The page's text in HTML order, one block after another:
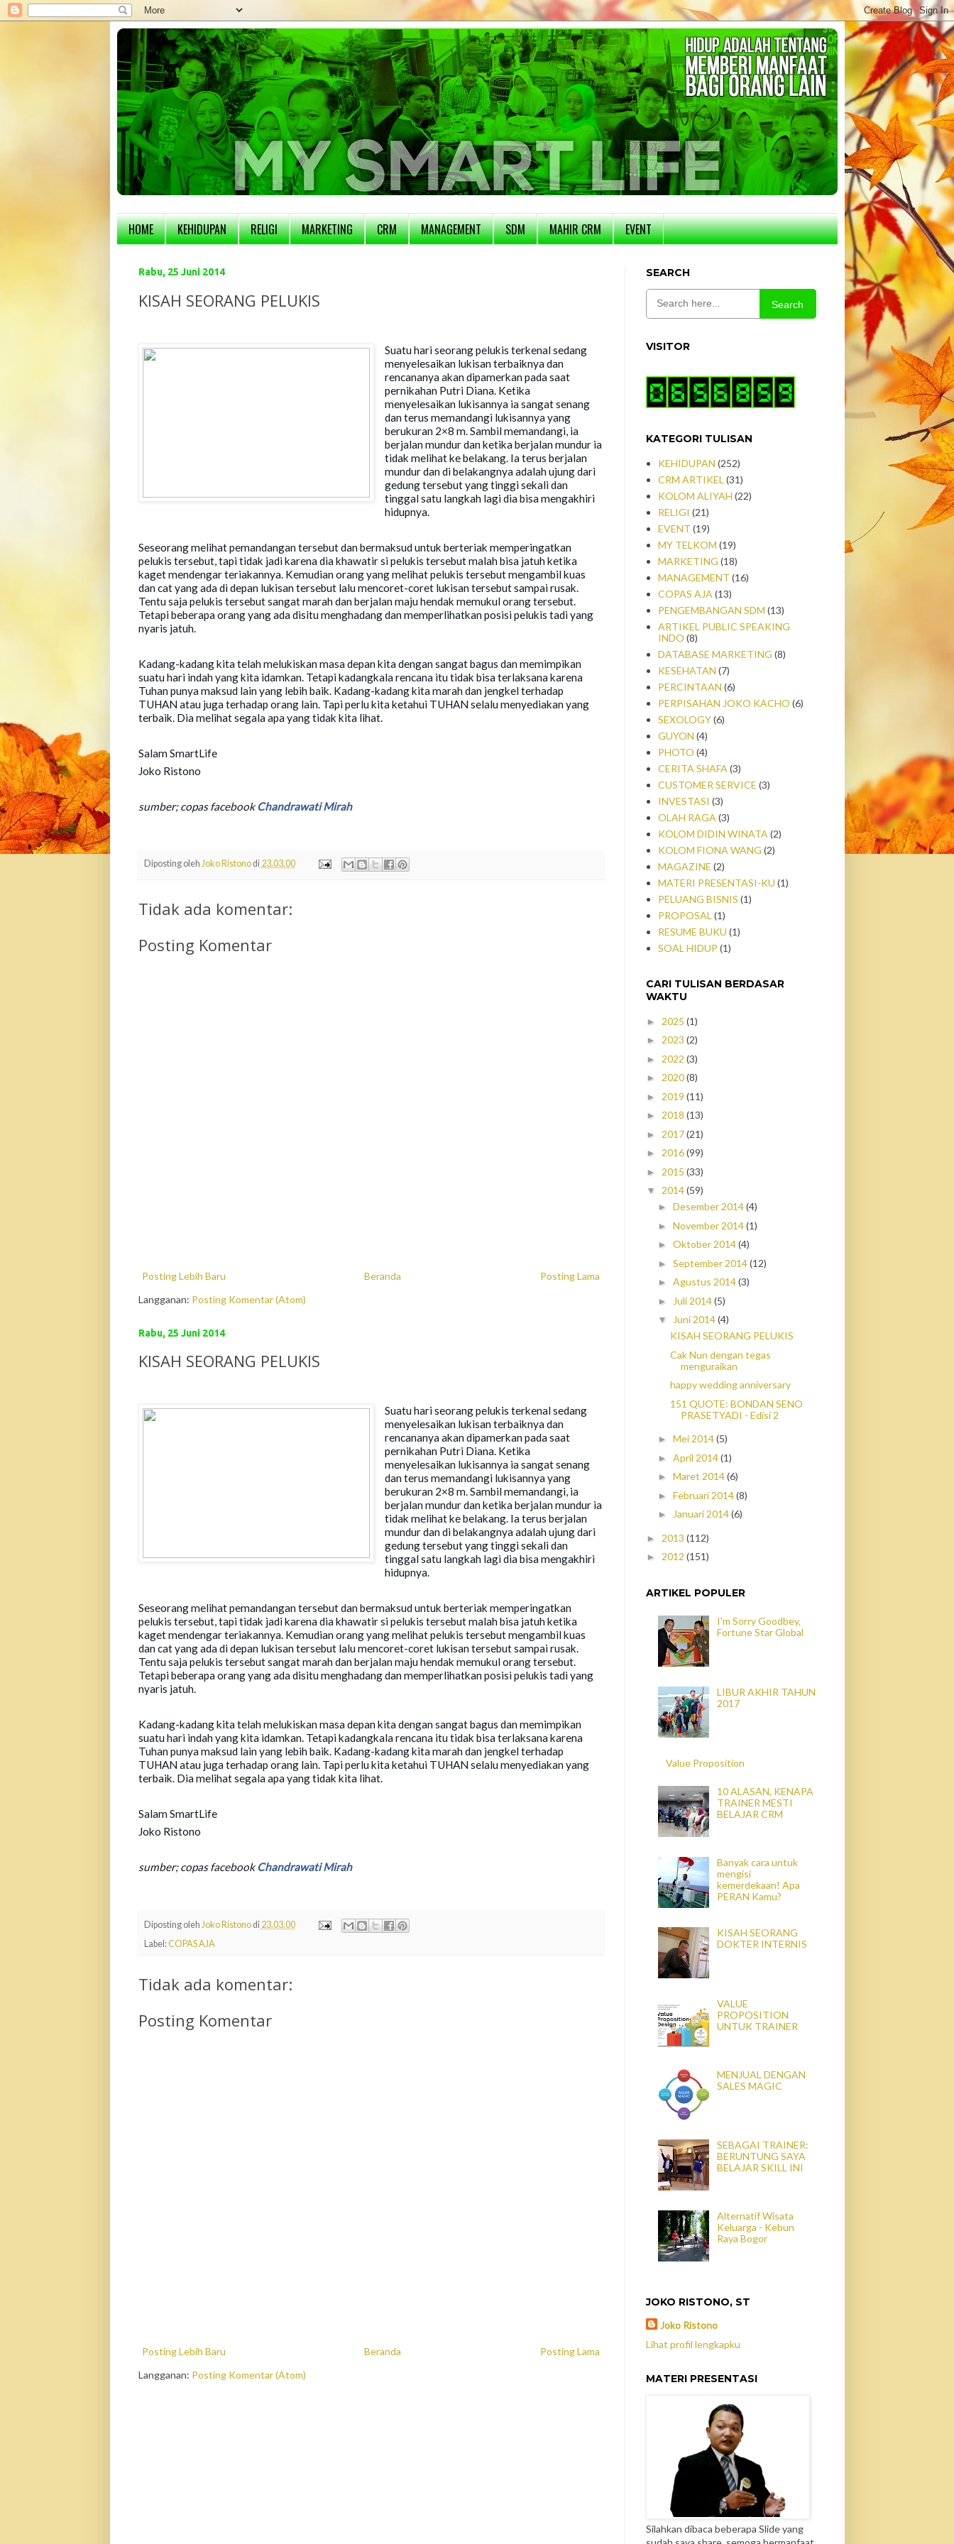
HOME KEHIDUPAN RELIGI MARKETING CRM MANAGEMENT SDM MAHIR CRM EVENT
Rabu, 25 Juni 2014
KISAH SEORANG PELUKIS
Suatu hari seorang pelukis terkenal sedang
menyelesaikan lukisan terbaiknya dan
rencananya akan dipamerkan pada saat
pernikahan Putri Diana. Ketika
menyelesaikan lukisannya ia sangat senang
dan terus memandangi lukisannya yang
berukuran 2×8 m. Sambil memandangi, ia
berjalan mundur dan ketika berjalan mundur ia
tidak melihat ke belakang. Ia terus berjalan
mundur dan di belakangnya adalah ujung dari
gedung tersebut yang tinggi sekali dan
tinggal satu langkah lagi dia bisa mengakhiri
hidupnya.
Seseorang melihat pemandangan tersebut dan bermaksud untuk berteriak memperingatkan
pelukis tersebut, tapi tidak jadi karena dia khawatir si pelukis tersebut malah bisa jatuh ketika
kaget mendengar teriakannya. Kemudian orang yang melihat pelukis tersebut mengambil kuas
dan cat yang ada di depan lukisan tersebut lalu mencoret-coret lukisan tersebut sampai rusak.
Tentu saja pelukis tersebut sangat marah dan berjalan maju hendak memukul orang tersebut.
Tetapi beberapa orang yang ada disitu menghadang dan memperlihatkan posisi pelukis tadi yang
nyaris jatuh.
Kadang-kadang kita telah melukiskan masa depan kita dengan sangat bagus dan memimpikan
suatu hari indah yang kita idamkan. Tetapi kadangkala rencana itu tidak bisa terlaksana karena
Tuhan punya maksud lain yang lebih baik. Kadang-kadang kita marah dan jengkel terhadap
TUHAN atau juga terhadap orang lain. Tapi perlu kita ketahui TUHAN selalu menyediakan yang
terbaik. Dia melihat segala apa yang tidak kita lihat.
Salam SmartLife
Joko Ristono
sumber; copas facebookChandrawati Mirah
Diposting oleh Joko Ristono di 23.03.00
Tidak ada komentar:
Posting Komentar
Posting Lebih Baru Posting Lama
Beranda
Langganan: Posting Komentar (Atom)
Rabu, 25 Juni 2014
KISAH SEORANG PELUKIS
Suatu hari seorang pelukis terkenal sedang
menyelesaikan lukisan terbaiknya dan
rencananya akan dipamerkan pada saat
pernikahan Putri Diana. Ketika
menyelesaikan lukisannya ia sangat senang
dan terus memandangi lukisannya yang
berukuran 2×8 m. Sambil memandangi, ia
berjalan mundur dan ketika berjalan mundur ia
tidak melihat ke belakang. Ia terus berjalan
mundur dan di belakangnya adalah ujung dari
gedung tersebut yang tinggi sekali dan
tinggal satu langkah lagi dia bisa mengakhiri
hidupnya.
Seseorang melihat pemandangan tersebut dan bermaksud untuk berteriak memperingatkan
pelukis tersebut, tapi tidak jadi karena dia khawatir si pelukis tersebut malah bisa jatuh ketika
kaget mendengar teriakannya. Kemudian orang yang melihat pelukis tersebut mengambil kuas
dan cat yang ada di depan lukisan tersebut lalu mencoret-coret lukisan tersebut sampai rusak.
Tentu saja pelukis tersebut sangat marah dan berjalan maju hendak memukul orang tersebut.
Tetapi beberapa orang yang ada disitu menghadang dan memperlihatkan posisi pelukis tadi yang
nyaris jatuh.
Kadang-kadang kita telah melukiskan masa depan kita dengan sangat bagus dan memimpikan
suatu hari indah yang kita idamkan. Tetapi kadangkala rencana itu tidak bisa terlaksana karena
Tuhan punya maksud lain yang lebih baik. Kadang-kadang kita marah dan jengkel terhadap
TUHAN atau juga terhadap orang lain. Tapi perlu kita ketahui TUHAN selalu menyediakan yang
terbaik. Dia melihat segala apa yang tidak kita lihat.
Salam SmartLife
Joko Ristono
sumber; copas facebookChandrawati Mirah
Diposting oleh Joko Ristono di 23.03.00
Label:COPAS AJA
Tidak ada komentar:
Posting Komentar
Posting Lebih Baru Posting Lama
Beranda
Langganan: Posting Komentar (Atom)
SEARCH
Search
VISITOR
KATEGORI TULISAN
KEHIDUPAN (252)
CRM ARTIKEL (31)
KOLOM ALIYAH (22)
RELIGI (21)
EVENT (19)
MY TELKOM (19)
MARKETING (18)
MANAGEMENT (16)
COPAS AJA (13)
PENGEMBANGAN SDM (13)
ARTIKEL PUBLIC SPEAKING
INDO (8)
DATABASE MARKETING (8)
KESEHATAN (7)
PERCINTAAN (6)
PERPISAHAN JOKO KACHO (6)
SEXOLOGY(6)
GUYON (4)
PHOTO (4)
CERITA SHAFA (3)
CUSTOMER SERVICE (3)
INVESTASI (3)
OLAH RAGA (3)
KOLOM DIDIN WINATA (2)
KOLOM FIONA WANG (2)
MAGAZINE (2)
MATERI PRESENTASI-KU (1)
PELUANG BISNIS (1)
PROPOSAL (1)
RESUME BUKU (1)
SOAL HIDUP (1)
CARI TULISAN BERDASAR
WAKTU
► 2025 (1)
► 2023 (2)
► 2022 (3)
► 2020(8)
► 2019 (11)
► 2018 (13)
► 2017(21)
► 2016(99)
► 2015 (33)
▼ 2014(59)
►Desember 2014(4)
►November 2014(1)
►Oktober 2014(4)
►September 2014(12)
►Agustus 2014(3)
► Juli 2014(5)
▼ Juni 2014(4)
KISAH SEORANG PELUKIS
Cak Nun dengan tegas
menguraikan
happy wedding anniversary
151 QUOTE: BONDAN SENO
PRASETYADI - Edisi 2
►Mei 2014(5)
►April 2014(1)
►Maret 2014(6)
►Februari 2014(8)
► Januari 2014(6)
► 2013 (112)
► 2012 (151)
ARTIKEL POPULER
I'm Sorry Goodbey,
Fortune Star Global
LIBUR AKHIR TAHUN
2017
Value Proposition
10 ALASAN, KENAPA
TRAINER MESTI
BELAJAR CRM
Banyak cara untuk
mengisi
kemerdekaan! Apa
PERAN Kamu?
KISAH SEORANG
DOKTER INTERNIS
VALUE
PROPOSITION
UNTUK TRAINER
MENJUAL DENGAN
SALES MAGIC
SEBAGAI TRAINER:
BERUNTUNG SAYA
BELAJAR SKILL INI
Alternatif Wisata
Keluarga - Kebun
Raya Bogor
JOKO RISTONO, ST
Joko Ristono
Lihat profil lengkapku
MATERI PRESENTASI
Silahkan dibaca beberapa Slide yang